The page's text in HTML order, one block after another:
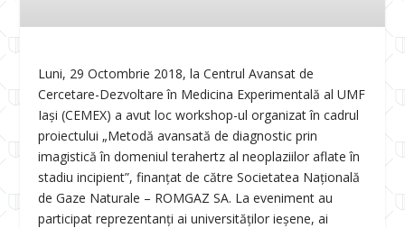
Luni, 29 Octombrie 2018, la Centrul Avansat de
Cercetare-Dezvoltare în Medicina Experimentală al UMF
Iași (CEMEX) a avut loc workshop-ul organizat în cadrul
proiectului „Metodă avansată de diagnostic prin
imagistică în domeniul terahertz al neoplaziilor aflate în
stadiu incipient”, finanțat de către Societatea Națională
de Gaze Naturale – ROMGAZ SA. La eveniment au
participat reprezentanți ai universităților ieșene, ai